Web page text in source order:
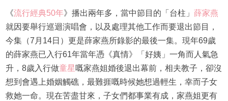
《流行經典50年》播出兩年多，當中節目的「台柱」 薛家燕
就因要舉行巡迴演唱會，以及處理其他工作而要退出節目，
今集（7月14日）更是薛家燕所錄影的最後一集。現年69歲
的薛家燕已入行61年當年憑《真情》「好姨」一角而人氣急
升，8歲入行做童星嘅家燕姐婚後退出幕前，相夫教子，卻沒
想到會遇上婚姻觸礁，最難捱嘅時候她想過輕生，幸而子女
救她一命。現在苦盡甘來，子女們都事業有成，家燕姐更有